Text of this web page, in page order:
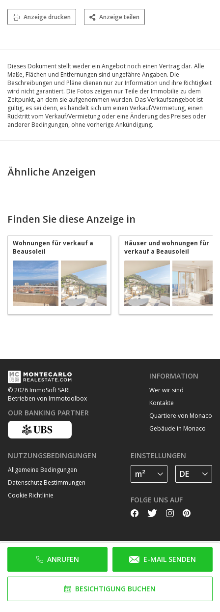
ANRUFEN E-MAIL SENDEN
BESICHTIGUNG BUCHEN
Anzeige drucken Anzeige teilen
Dieses Dokument stellt weder ein Angebot noch einen Vertrag dar. Alle
Maße, Flächen und Entfernungen sind ungefähre Angaben. Die
Beschreibungen und Pläne dienen nur zur Information und ihre Richtigkeit
wird nicht garantiert. Die Fotos zeigen nur Teile der Immobilie zu dem
Zeitpunkt, an dem sie aufgenommen wurden. Das Verkaufsangebot ist
gültig, es sei denn, es handelt sich um einen Verkauf/Vermietung, einen
Rücktritt vom Verkauf/Vermietung oder eine Änderung des Preises oder
anderer Bedingungen, ohne vorherige Ankündigung.
Ähnliche Anzeigen
Finden Sie diese Anzeige in
Wohnungen für verkauf a
Beausoleil
Häuser und wohnungen für
verkauf a Beausoleil
© 2026 ImmoSoft SARL
Betrieben von Immotoolbox
OUR BANKING PARTNER
INFORMATION
Wer wir sind
Kontakte
Quartiere von Monaco
Gebäude in Monaco
NUTZUNGSBEDINGUNGEN
Allgemeine Bedingungen
Datenschutz Bestimmungen
Cookie Richtlinie
EINSTELLUNGEN
FOLGE UNS AUF